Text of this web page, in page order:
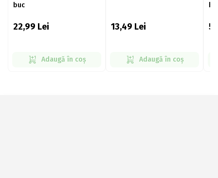
buc
22,99 Lei
Adaugă în coș
13,49 Lei
Adaugă în coș